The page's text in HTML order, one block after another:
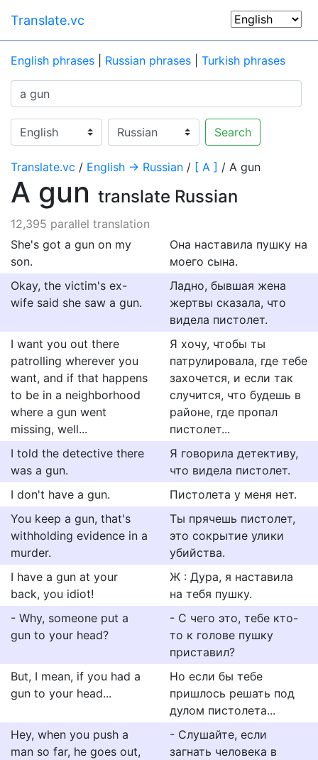
Translate.vc
English phrases Russian phrases Turkish phrases
Search
Translate.vc / English → Russian / [ A ] / A gun
A gun translate Russian
12,395 parallel translation
She's got a gun on my
son.
Она наставила пушку на
моего сына.
Okay, the victim's ex-
wife said she saw a gun.
Ладно, бывшая жена
жертвы сказала, что
видела пистолет.
I want you out there
patrolling wherever you
want, and if that happens
to be in a neighborhood
where a gun went
missing, well...
Я хочу, чтобы ты
патрулировала, где тебе
захочется, и если так
случится, что будешь в
районе, где пропал
пистолет...
I told the detective there
was a gun.
Я говорила детективу,
что видела пистолет.
I don't have a gun.
Пистолета у меня нет.
You keep a gun, that's
withholding evidence in a
murder.
Ты прячешь пистолет,
это сокрытие улики
убийства.
I have a gun at your
back, you idiot!
Ж : Дура, я наставила
на тебя пушку.
- Why, someone put a
gun to your head?
- С чего это, тебе кто-
то к голове пушку
приставил?
But, I mean, if you had a
gun to your head...
Но если бы тебе
пришлось решать под
дулом пистолета...
Hey, when you push a
man so far, he goes out,
- Слушайте, если
загнать человека в